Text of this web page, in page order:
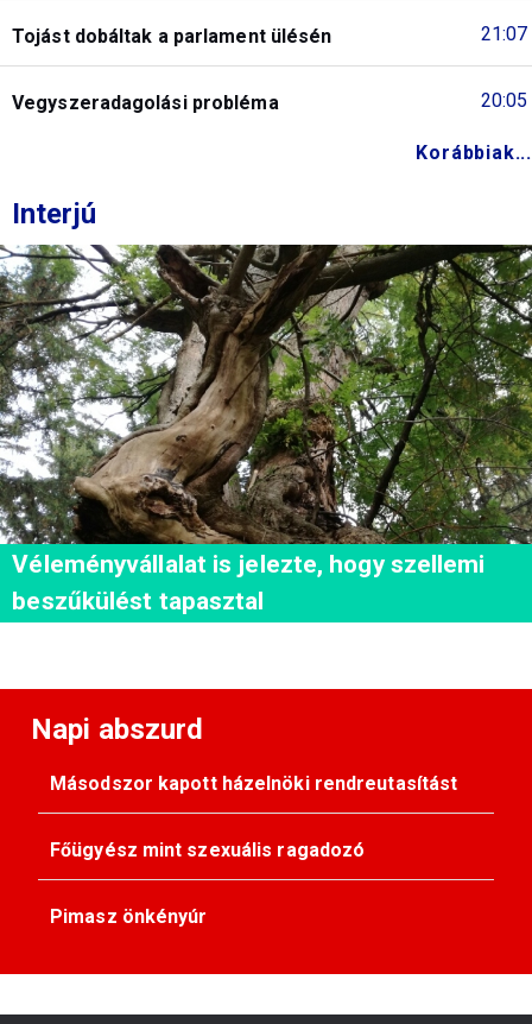
21:07
Tojást dobáltak a parlament ülésén
20:05
Vegyszeradagolási probléma
Korábbiak...
Interjú
Véleményvállalat is jelezte, hogy szellemi
beszűkülést tapasztal
Napi abszurd
Másodszor kapott házelnöki rendreutasítást
Főügyész mint szexuális ragadozó
Pimasz önkényúr